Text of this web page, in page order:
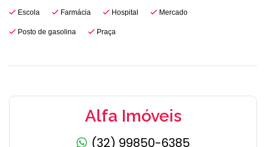
Escola Farmácia Hospital Mercado
Posto de gasolina Praça
Alfa Imóveis
(32) 99850-6385